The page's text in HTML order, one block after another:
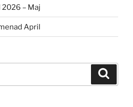
– Maj
April